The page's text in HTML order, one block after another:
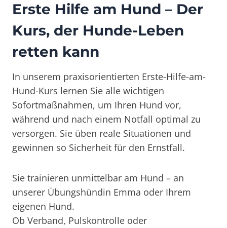
Erste Hilfe am Hund – Der
Kurs, der Hunde-Leben
retten kann
In unserem praxisorientierten Erste-Hilfe-am-
Hund-Kurs lernen Sie alle wichtigen
Sofortmaßnahmen, um Ihren Hund vor,
während und nach einem Notfall optimal zu
versorgen. Sie üben reale Situationen und
gewinnen so Sicherheit für den Ernstfall.
Sie trainieren unmittelbar am Hund – an
unserer Übungshündin Emma oder Ihrem
eigenen Hund.
Ob Verband, Pulskontrolle oder